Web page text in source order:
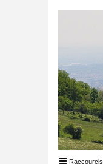
Raccourcis